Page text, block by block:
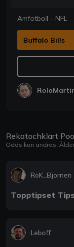
Amfotboll - NFL
Buffalo Bills
Rekatochklart
Odds kan ändras.
RoK_Bjornen
Topptipset
Leboff